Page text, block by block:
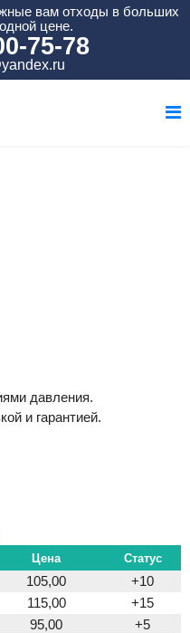
вам отходы в больших
цене.
75-78
давления.
и гарантией.
Цена Статус
105,00
+10
115,00
+15
95,00
+5